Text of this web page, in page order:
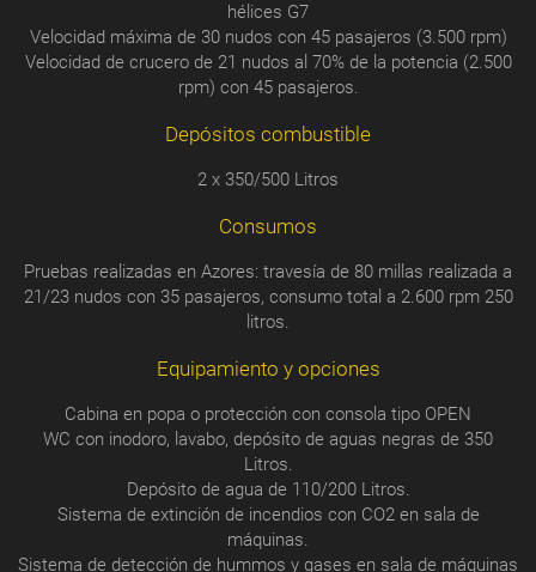
hélices G7
Velocidad máxima de 30 nudos con 45 pasajeros (3.500 rpm)
Velocidad de crucero de 21 nudos al 70% de la potencia (2.500
rpm) con 45 pasajeros.
Depósitos combustible
2 x 350/500 Litros
Consumos
Pruebas realizadas en Azores: travesía de 80 millas realizada a
21/23 nudos con 35 pasajeros, consumo total a 2.600 rpm 250
litros.
Equipamiento y opciones
Cabina en popa o protección con consola tipo OPEN
WC con inodoro, lavabo, depósito de aguas negras de 350
Litros.
Depósito de agua de 110/200 Litros.
Sistema de extinción de incendios con CO2 en sala de
máquinas.
Sistema de detección de hummos y gases en sala de máquinas